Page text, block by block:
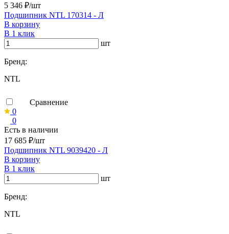
5 346 ₽/шт
Подшипник NTL 170314 - Л
В корзину
В 1 клик
шт
Бренд:
NTL
Сравнение
0
0
Есть в наличии
17 685 ₽/шт
Подшипник NTL 9039420 - Л
В корзину
В 1 клик
шт
Бренд:
NTL